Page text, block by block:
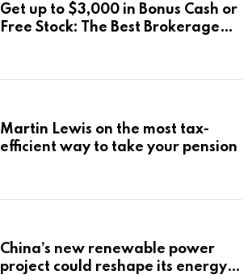
Get up to $3,000 in Bonus Cash or
Free Stock: The Best Brokerage
Martin Lewis on the most tax-
efficient way to take your pension
China’s new renewable power
project could reshape its energy